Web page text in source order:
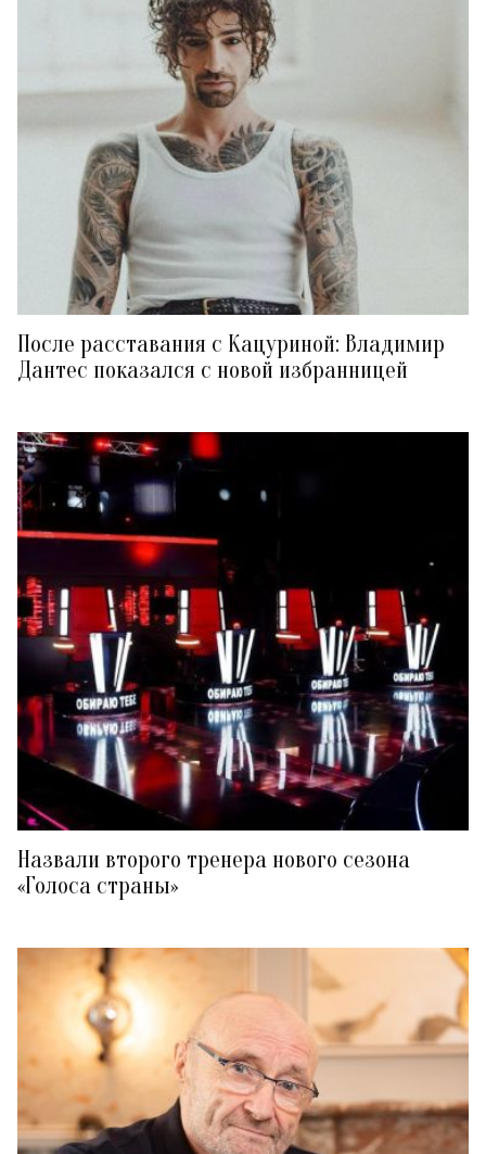
После расставания с Кацуриной: Владимир
Дантес показался с новой избранницей
Назвали второго тренера нового сезона
«Голоса страны»